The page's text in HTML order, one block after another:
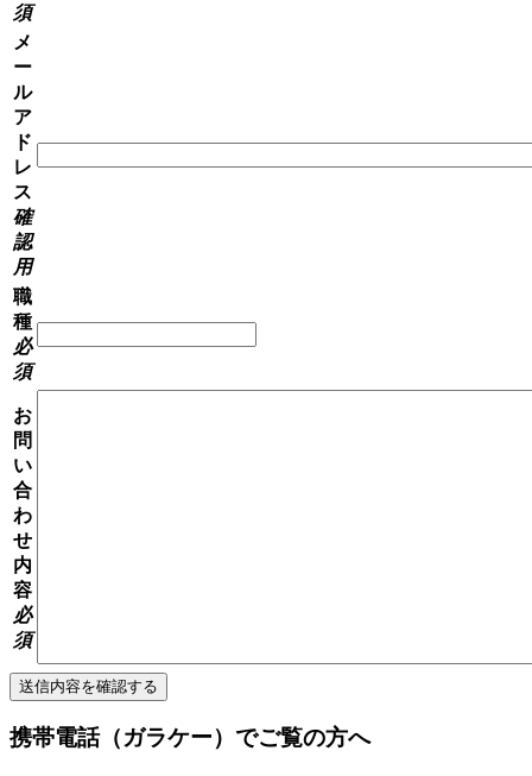
須
メ
ー
ル
ア
ド
レ
ス
確
認
用
職
種
必
須
お
問
い
合
わ
せ
内
容
必
須
携帯電話（ガラケー）でご覧の方へ